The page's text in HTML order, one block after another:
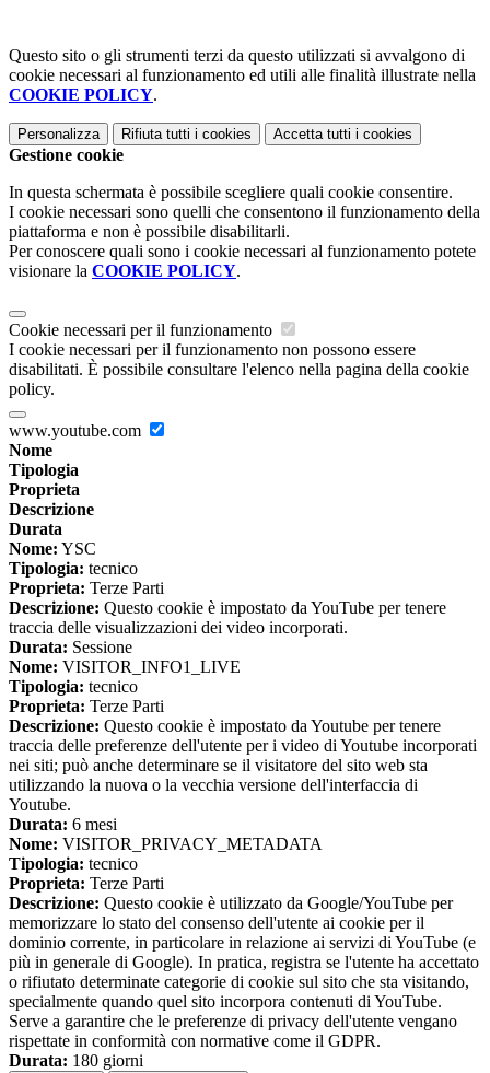
Questo sito o gli strumenti terzi da questo utilizzati si avvalgono di
cookie necessari al funzionamento ed utili alle finalità illustrate nella
COOKIE POLICY.
Personalizza Rifiuta tutti i cookies Accetta tutti i cookies
Gestione cookie
In questa schermata è possibile scegliere quali cookie consentire.
I cookie necessari sono quelli che consentono il funzionamento della
piattaforma e non è possibile disabilitarli.
Per conoscere quali sono i cookie necessari al funzionamento potete
visionare la COOKIE POLICY.
Cookie necessari per il funzionamento
I cookie necessari per il funzionamento non possono essere
disabilitati. È possibile consultare l'elenco nella pagina della cookie
policy.
www.youtube.com
Nome
Tipologia
Proprieta
Descrizione
Durata
Nome: YSC
Tipologia: tecnico
Proprieta: Terze Parti
Descrizione: Questo cookie è impostato da YouTube per tenere
traccia delle visualizzazioni dei video incorporati.
Durata: Sessione
Nome: VISITOR_INFO1_LIVE
Tipologia: tecnico
Proprieta: Terze Parti
Descrizione: Questo cookie è impostato da Youtube per tenere
traccia delle preferenze dell'utente per i video di Youtube incorporati
nei siti; può anche determinare se il visitatore del sito web sta
utilizzando la nuova o la vecchia versione dell'interfaccia di
Youtube.
Durata: 6 mesi
Nome: VISITOR_PRIVACY_METADATA
Tipologia: tecnico
Proprieta: Terze Parti
Descrizione: Questo cookie è utilizzato da Google/YouTube per
memorizzare lo stato del consenso dell'utente ai cookie per il
dominio corrente, in particolare in relazione ai servizi di YouTube (e
più in generale di Google). In pratica, registra se l'utente ha accettato
o rifiutato determinate categorie di cookie sul sito che sta visitando,
specialmente quando quel sito incorpora contenuti di YouTube.
Serve a garantire che le preferenze di privacy dell'utente vengano
rispettate in conformità con normative come il GDPR.
Durata: 180 giorni